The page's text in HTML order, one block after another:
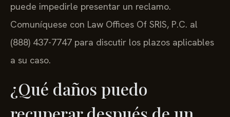
puede impedirle presentar un reclamo.
Comuníquese con Law Offices Of SRIS, P.C. al
(888) 437-7747 para discutir los plazos aplicables
a su caso.
¿Qué daños puedo